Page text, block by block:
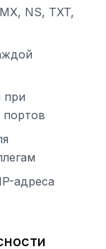
NS, TXT,
при
портов
адреса